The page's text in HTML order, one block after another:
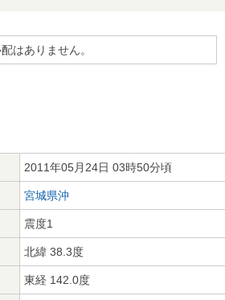
はありません。
2011年05月24日 03時50分頃
宮城県沖
震度1
北緯 38.3度
東経 142.0度